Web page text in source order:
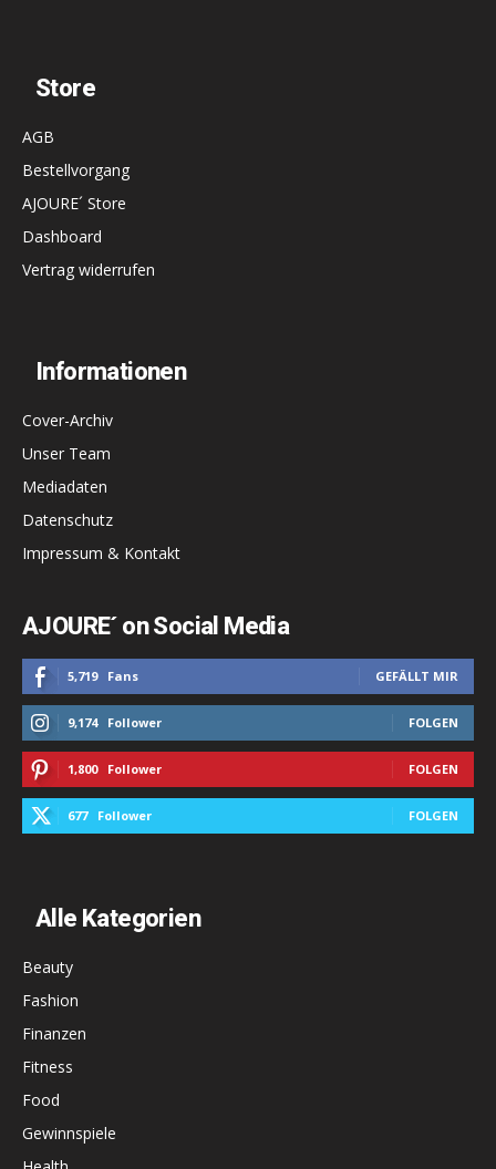
Store
AGB
Bestellvorgang
AJOURE´ Store
Dashboard
Vertrag widerrufen
Informationen
Cover-Archiv
Unser Team
Mediadaten
Datenschutz
Impressum & Kontakt
AJOURE´ on Social Media
5,719 Fans GEFÄLLT MIR
9,174 Follower FOLGEN
1,800 Follower FOLGEN
677 Follower FOLGEN
Alle Kategorien
Beauty
Fashion
Finanzen
Fitness
Food
Gewinnspiele